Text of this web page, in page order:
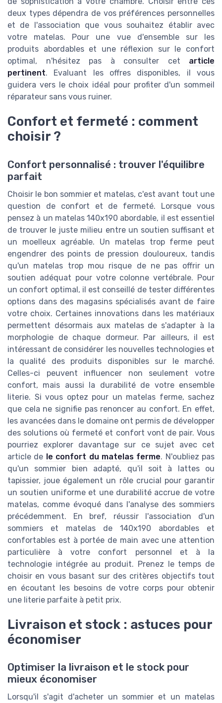
deux types dépendra de vos préférences personnelles
et de l'association que vous souhaitez établir avec
votre matelas. Pour une vue d'ensemble sur les
produits abordables et une réflexion sur le confort
optimal, n'hésitez pas à consulter cet article
pertinent. Evaluant les offres disponibles, il vous
guidera vers le choix idéal pour profiter d'un sommeil
réparateur sans vous ruiner.
Confort et fermeté : comment
choisir ?
Confort personnalisé : trouver l'équilibre
parfait
Choisir le bon sommier et matelas, c'est avant tout une
question de confort et de fermeté. Lorsque vous
pensez à un matelas 140x190 abordable, il est essentiel
de trouver le juste milieu entre un soutien suffisant et
un moelleux agréable. Un matelas trop ferme peut
engendrer des points de pression douloureux, tandis
qu'un matelas trop mou risque de ne pas offrir un
soutien adéquat pour votre colonne vertébrale. Pour
un confort optimal, il est conseillé de tester différentes
options dans des magasins spécialisés avant de faire
votre choix. Certaines innovations dans les matériaux
permettent désormais aux matelas de s'adapter à la
morphologie de chaque dormeur. Par ailleurs, il est
intéressant de considérer les nouvelles technologies et
la qualité des produits disponibles sur le marché.
Celles-ci peuvent influencer non seulement votre
confort, mais aussi la durabilité de votre ensemble
literie. Si vous optez pour un matelas ferme, sachez
que cela ne signifie pas renoncer au confort. En effet,
les avancées dans le domaine ont permis de développer
des solutions où fermeté et confort vont de pair. Vous
pourriez explorer davantage sur ce sujet avec cet
article de le confort du matelas ferme. N'oubliez pas
qu'un sommier bien adapté, qu'il soit à lattes ou
tapissier, joue également un rôle crucial pour garantir
un soutien uniforme et une durabilité accrue de votre
matelas, comme évoqué dans l'analyse des sommiers
précédemment. En bref, réussir l'association d'un
sommiers et matelas de 140x190 abordables et
confortables est à portée de main avec une attention
particulière à votre confort personnel et à la
technologie intégrée au produit. Prenez le temps de
choisir en vous basant sur des critères objectifs tout
en écoutant les besoins de votre corps pour obtenir
une literie parfaite à petit prix.
Livraison et stock : astuces pour
économiser
Optimiser la livraison et le stock pour
mieux économiser
Lorsqu'il s'agit d'acheter un sommier et un matelas